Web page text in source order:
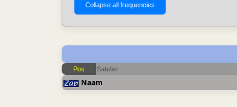
Pos Sateliet
Naam